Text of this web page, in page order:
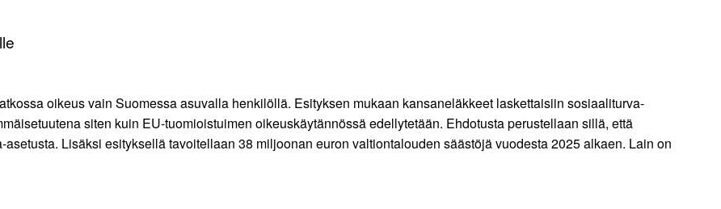
oikeus vain Suomessa asuvalla henkilöllä. Esityksen mukaan kansaneläkkeet laskettaisiin sosiaaliturva-
siten kuin EU-tuomioistuimen oikeuskäytännössä edellytetään. Ehdotusta perustellaan sillä, että
Lisäksi esityksellä tavoitellaan 38 miljoonan euron valtiontalouden säästöjä vuodesta 2025 alkaen. Lain on